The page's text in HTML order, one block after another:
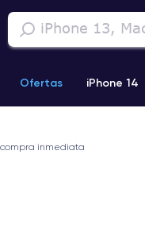
Ofertas iPhone 14
inmediata